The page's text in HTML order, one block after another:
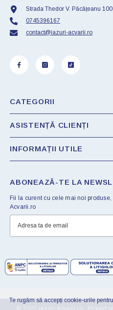
Strada Thedor V. Păcățeanu
0745396167
contact@iazuri-acvarii.ro
CATEGORII
ASISTENȚĂ CLIENȚI
INFORMAȚII UTILE
ABONEAZĂ-TE LA
Fii la curent cu cele mai noi
Acvarii.ro
Te rugăm să accepți cookie-urile